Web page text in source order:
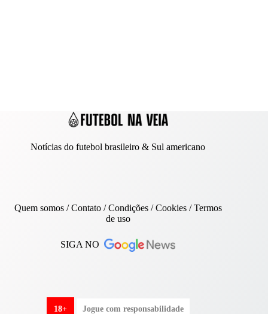
Notícias do futebol brasileiro & Sul americano
Quem somos/Contato/ Condições /Cookies/Termos
de uso
SIGA NO
18+ Jogue com responsabilidade